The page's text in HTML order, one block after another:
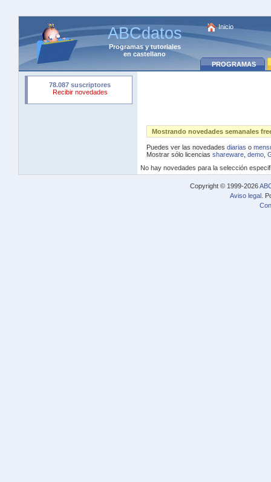
ABCdatos
Programasytutoriales
en castellano
Inicio
PROGRAMAS
Mostrando novedades semanales
Puedes ver las novedades diarias o
Mostrar sólo licencias shareware, demo,
No hay novedades para la selección
Copyright © 1999-2026
Aviso legal .